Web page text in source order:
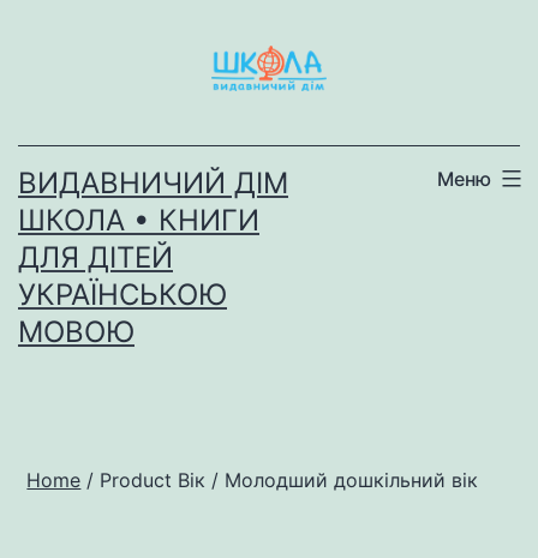
ВИДАВНИЧИЙ ДІМ
ШКОЛА • КНИГИ
ДЛЯ ДІТЕЙ
УКРАЇНСЬКОЮ
МОВОЮ
Меню
Home / Product Вік / Молодший дошкільний вік